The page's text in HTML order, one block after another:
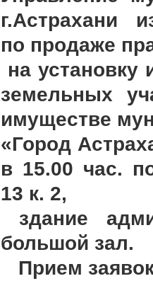
г.Астрахани
по продаже
на установку
земельных
имуществе
«Город
в 15.00 час.
13 к. 2,
здание
большой зал.
Прием